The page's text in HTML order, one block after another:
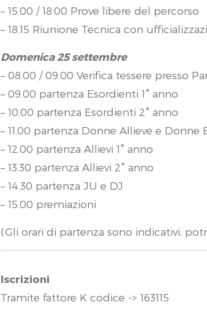
– 15.00 / 18:00 Prove libere del percorso
– 18.15 Riunione Tecnica con
Domenica 25 settembre
– 08.00 / 09.00 Verifica tessere presso
– 09.00 partenza Esordienti 1° anno
– 10.00 partenza Esordienti 2° anno
– 11.00 partenza Donne Allieve e Donne
– 12.00 partenza Allievi 1° anno
– 13.30 partenza Allievi 2° anno
– 14.30 partenza JU e DJ
– 15.00 premiazioni
(Gli orari di partenza sono indicativi,
Iscrizioni
Tramite fattore K codice -> 163115